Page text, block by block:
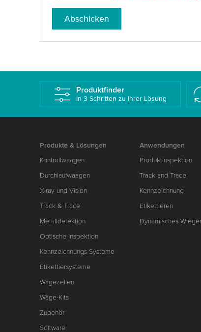
Abschicken
Produktfinder
In 3 Schritten zu Ihrer Lösung
Produkte & Lösungen
Kontrollwaagen
Durchlaufwaagen
X-ray und Vision
Track & Trace
Metalldetektion
Optische Inspektion
Kennzeichnungs-Systeme
Etikettiersysteme
Wägezellen
Wäge-Kits
Zubehör
Software
Anwendungen
Produktinspektion
Track and Trace
Kennzeichnung
Etikettieren
Dynamisches